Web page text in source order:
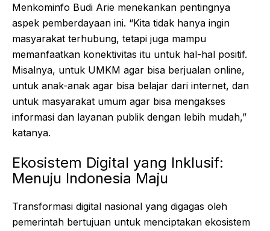
Menkominfo Budi Arie menekankan pentingnya
aspek pemberdayaan ini. “Kita tidak hanya ingin
masyarakat terhubung, tetapi juga mampu
memanfaatkan konektivitas itu untuk hal-hal positif.
Misalnya, untuk UMKM agar bisa berjualan online,
untuk anak-anak agar bisa belajar dari internet, dan
untuk masyarakat umum agar bisa mengakses
informasi dan layanan publik dengan lebih mudah,”
katanya.
Ekosistem Digital yang Inklusif:
Menuju Indonesia Maju
Transformasi digital nasional yang digagas oleh
pemerintah bertujuan untuk menciptakan ekosistem